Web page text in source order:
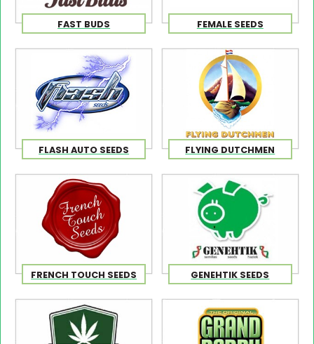
FAST BUDS FEMALE SEEDS
FLASH AUTO SEEDS FLYING DUTCHMEN
FRENCH TOUCH SEEDS GENEHTIK SEEDS